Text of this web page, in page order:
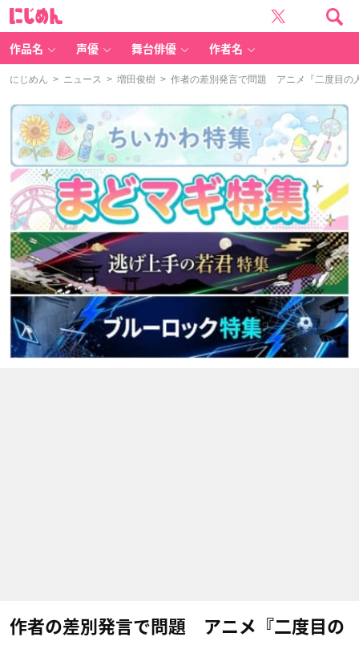
作品名 声優 舞台俳優 作者名
にじめん > ニュース > 増田俊樹 > 作者の差別発言で問題 アニメ『二度目の
作者の差別発言で問題 アニメ『二度目の